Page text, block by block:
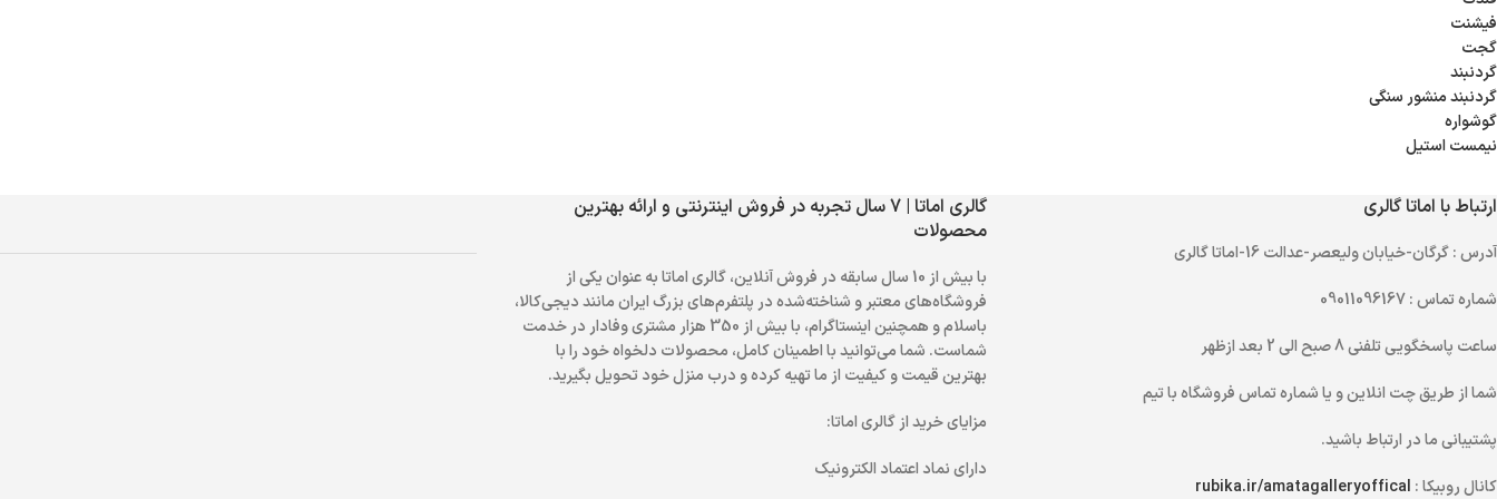
فیشنت
گجت
گردنبند
گردنبند منشور سنگی
گوشواره
نیمست استیل
ارتباط با اماتا گالری
آدرس: گرگان-خیابان ولیعصر-عدالت 16-اماتا گالری
شماره تماس: 09011096167
ساعت پاسخگویی تلفنی
شما از طریقچت انلاینو یاشماره تماسفروشگاه با تیم
پشتیبانی ما در ارتباط باشید.
کانال روبیکا : rubika.ir/amatagalleryoffical
گالری اماتا | 7 سال تجربه در فروش اینترنتی و ارائه بهترین
محصولات
با بیش از 10 سال سابقه در فروش آنلاین، گالری اماتا به عنوان یکی از
فروشگاه‌های معتبر و شناخته‌شده در پلتفرم‌های بزرگ ایران مانند دیجی‌کالا،
باسلام و همچنین اینستاگرام، با بیش از 350 هزار مشتری وفادار در خدمت
شماست. شما می‌توانید با اطمینان کامل، محصولات دلخواه خود را با
بهترین قیمت و کیفیت از ما تهیه کرده و درب منزل خود تحویل بگیرید.
مزایای خرید از گالری اماتا:
دارای نماد اعتماد الکترونیک